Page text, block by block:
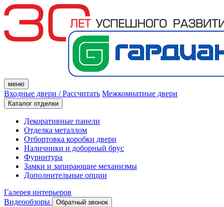
меню
Входные двери / Рассчитать Межкомнатные двери
Каталог отделки
Декоративные панели
Отделка металлом
Отбортовка коробки двери
Наличники и доборный брус
Фурнитура
Замки и запирающие механизмы
Дополнительные опции
Галерея интерьеров
Видеообзоры
Обратный звонок